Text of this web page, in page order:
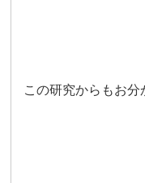
この研究からもお